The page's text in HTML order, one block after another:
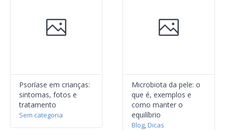
Psoríase em crianças:
sintomas, fotos e
tratamento
Sem categoria
Microbiota da pele: o
que é, exemplos e
como manter o
equilíbrio
Blog,Dicas